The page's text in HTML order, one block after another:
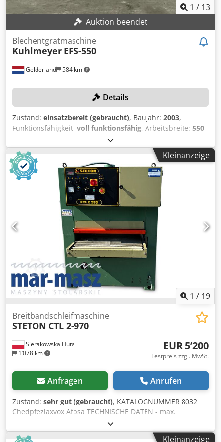
1 / 13
Auktion beendet
Gelderland 584 km
Blechentgratmaschine
Kuhlmeyer EFS-550
Details
Zustand: einsatzbereit (gebraucht), Baujahr: 2003,
Funktionsfähigkeit: voll funktionsfähig, Arbeitsbreite: 550
32 kW (43.51 PS)
Ausstattung:CE-Kennzeichnung, Kein Mindestpreis -
garantierter Verkauf zum höchsten Gebot! TECHNISCHE
DETAILS Maximale Arbeitsbreite: 550 mm MASCHINEN-
DETAILS Leistung: 32 kW Abmessungen & Gewicht
Abmessungen (L x B x H): 1.700 x 2.700 x 2.900 mm
Leergewicht: 3.000 kg Ansteuerung: Konventionell
Nass/Trocken: Trocken Cedpfxozk Dyys Afpoha
AUSSTATTUNG Stationstyp 1: Schleifband CE-
Kennzeichnung
Kleinanzeige
1 / 19
Sierakowska Huta
1’078 km
Breitbandschleifmaschine
STETON CTL 2-970
EUR 5’200
Festpreis zzgl. MwSt.
Anfragen Anrufen
Zustand: sehr gut (gebraucht), KATALOGNUMMER 8032
Chedpfeziaxvox Afpsa TECHNISCHE DATEN - max.
Bearbeitungsbreite: 970 mm - max. Bearbeitungshöhe: 160
mm - 2 Aggregate - 1) gerillte Gummiwalze - 2) zwei
Kleinanzeige